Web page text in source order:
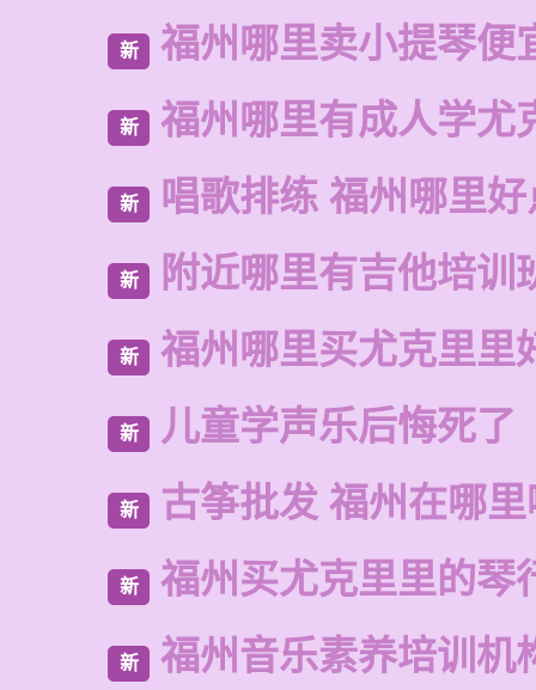
新 福州哪里卖小提琴便
新 福州哪里有成人学尤
新 唱歌排练 福州哪里
新 附近哪里有吉他培训
新 福州哪里买尤克里里
新 儿童学声乐后悔死了
新 古筝批发 福州在哪
新 福州买尤克里里的琴
新 福州音乐素养培训机